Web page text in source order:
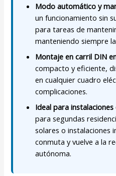
Modo automático y
un funcionamiento sin
para tareas de
manteniendo siempre
Montaje en carril DIN
compacto y eficiente,
en cualquier cuadro
complicaciones.
Ideal para
para segundas
solares o instalaciones
conmuta y vuelve a la
autónoma.